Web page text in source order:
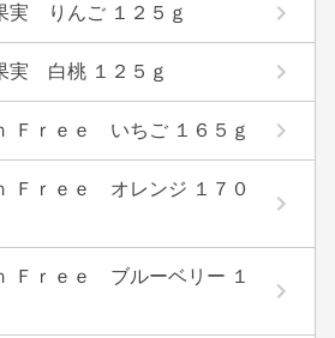
実 りんご １２５ｇ
実 白桃 １２５ｇ
Ｆｒｅｅ いちご １６５ｇ
Ｆｒｅｅ オレンジ １７０
Ｆｒｅｅ ブルーベリー １